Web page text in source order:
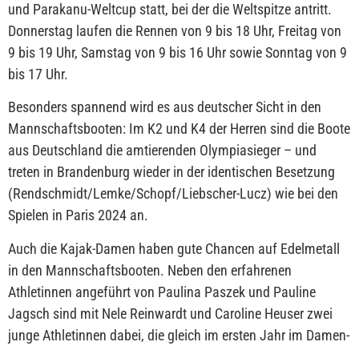
und Parakanu-Weltcup statt, bei der die Weltspitze antritt.
Donnerstag laufen die Rennen von 9 bis 18 Uhr, Freitag von
9 bis 19 Uhr, Samstag von 9 bis 16 Uhr sowie Sonntag von 9
bis 17 Uhr.
Besonders spannend wird es aus deutscher Sicht in den
Mannschaftsbooten: Im K2 und K4 der Herren sind die Boote
aus Deutschland die amtierenden Olympiasieger – und
treten in Brandenburg wieder in der identischen Besetzung
(Rendschmidt/Lemke/Schopf/Liebscher-Lucz) wie bei den
Spielen in Paris 2024 an.
Auch die Kajak-Damen haben gute Chancen auf Edelmetall
in den Mannschaftsbooten. Neben den erfahrenen
Athletinnen angeführt von Paulina Paszek und Pauline
Jagsch sind mit Nele Reinwardt und Caroline Heuser zwei
junge Athletinnen dabei, die gleich im ersten Jahr im Damen-